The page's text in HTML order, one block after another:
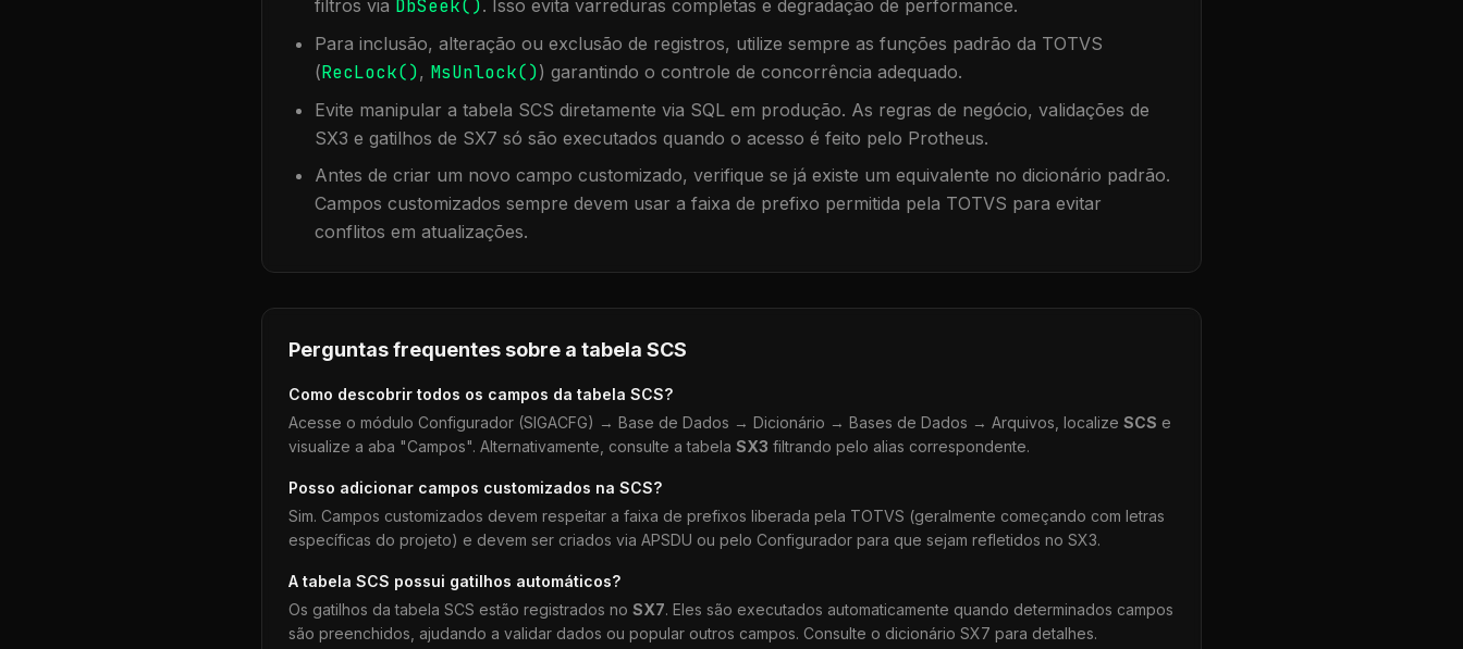
filtros via DbSeek(). Isso evita varreduras completas e degradação de performance.
Para inclusão, alteração ou exclusão de registros, utilize sempre as funções padrão da TOTVS
(RecLock(), MsUnlock()) garantindo o controle de concorrência adequado.
Evite manipular a tabela SCS diretamente via SQL em produção. As regras de negócio, validações de
SX3 e gatilhos de SX7 só são executados quando o acesso é feito pelo Protheus.
Antes de criar um novo campo customizado, verifique se já existe um equivalente no dicionário padrão.
Campos customizados sempre devem usar a faixa de prefixo permitida pela TOTVS para evitar
conflitos em atualizações.
Perguntas frequentes sobre a tabela SCS
Como descobrir todos os campos da tabela SCS?
Acesse o módulo Configurador (SIGACFG) → Base de Dados → Dicionário → Bases de Dados → Arquivos, localize SCS e
visualize a aba "Campos". Alternativamente, consulte a tabela SX3 filtrando pelo alias correspondente.
Posso adicionar campos customizados na SCS?
Sim. Campos customizados devem respeitar a faixa de prefixos liberada pela TOTVS (geralmente começando com letras
específicas do projeto) e devem ser criados via APSDU ou pelo Configurador para que sejam refletidos no SX3.
A tabela SCS possui gatilhos automáticos?
Os gatilhos da tabela SCS estão registrados no SX7. Eles são executados automaticamente quando determinados campos
são preenchidos, ajudando a validar dados ou popular outros campos. Consulte o dicionário SX7 para detalhes.